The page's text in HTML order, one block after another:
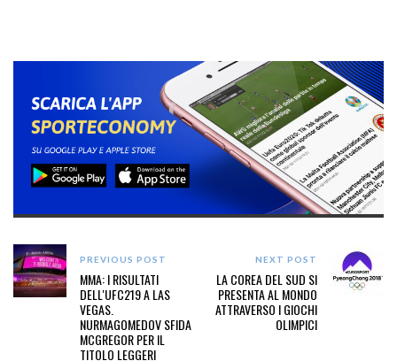
PREVIOUS POST
MMA: I RISULTATI
DELL'UFC219 A LAS
VEGAS.
NURMAGOMEDOV SFIDA
MCGREGOR PER IL
TITOLO LEGGERI
NEXT POST
LA COREA DEL SUD SI
PRESENTA AL MONDO
ATTRAVERSO I GIOCHI
OLIMPICI